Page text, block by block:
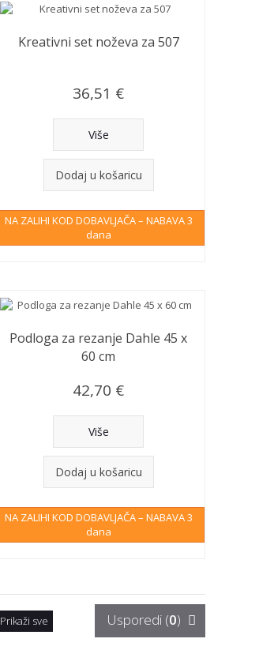
Kreativni set noževa za 507
36,51 €
Više
Dodaj u košaricu
NA ZALIHI KOD DOBAVLJAČA – NABAVA 3
dana
Podloga za rezanje Dahle 45 x
60 cm
42,70 €
Više
Dodaj u košaricu
NA ZALIHI KOD DOBAVLJAČA – NABAVA 3
dana
Usporedi (0)
Prikaži sve